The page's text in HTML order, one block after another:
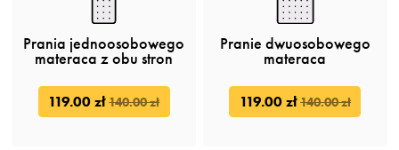
Prania jednoosobowego
materaca z obu stron
119.00 zł 140.00 zł
Pranie dwuosobowego
materaca
119.00 zł 140.00 zł